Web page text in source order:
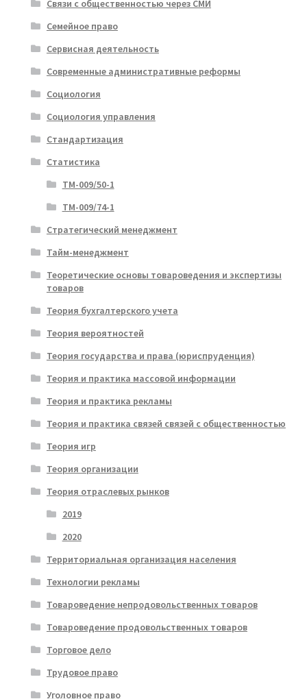
Связи с общественностью через СМИ
Семейное право
Сервисная деятельность
Современные административные реформы
Социология
Социология управления
Стандартизация
Статистика
ТМ-009/50-1
ТМ-009/74-1
Стратегический менеджмент
Тайм-менеджмент
Теоретические основы товароведения и экспертизы
товаров
Теория бухгалтерского учета
Теория вероятностей
Теория государства и права (юриспруденция)
Теория и практика массовой информации
Теория и практика рекламы
Теория и практика связей связей с общественностью
Теория игр
Теория организации
Теория отраслевых рынков
2019
2020
Территориальная организация населения
Технологии рекламы
Товароведение непродовольственных товаров
Товароведение продовольственных товаров
Торговое дело
Трудовое право
Уголовное право